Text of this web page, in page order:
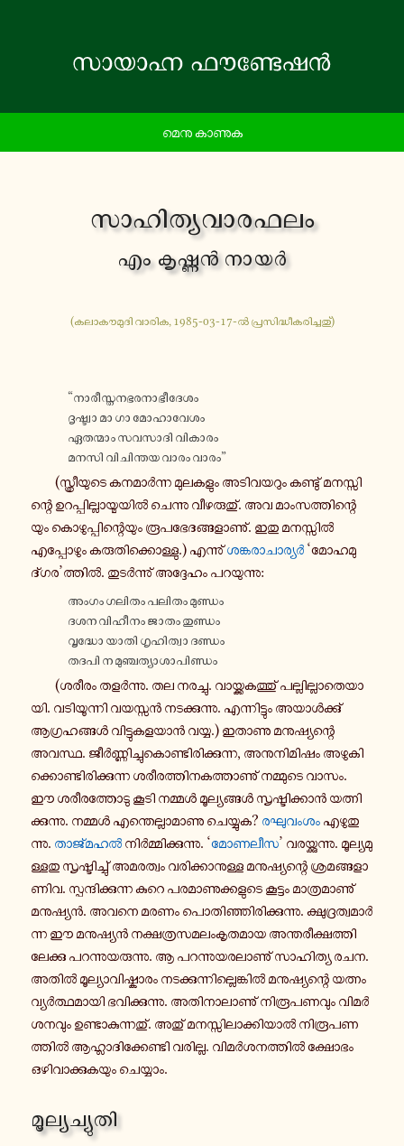
മെനു കാണുക
സാ​ഹി​ത്യ​വാ​ര​ഫ​ലം
എം കൃ​ഷ്ണൻ നായർ
(കലാ​കൗ​മു​ദി വാരിക, 1985-03-17-ൽ പ്ര​സി​ദ്ധീ​ക​രി​ച്ച​തു്)
“നാ​രീ​സ്ത​ന​ഭ​ര​നാ​ഭീ​ദേ​ശം
ദൃ​ഷ്ട്വാ മാ ഗാ മോ​ഹാ​വേ​ശം
ഏത​ന്മാം സവ​സാ​ദി വി​കാ​രം
മനസി വി​ചി​ന്തയ വാരം വാരം”
(സ്ത്രീ​യു​ടെ കന​മാർ​ന്ന മു​ല​ക​ളും അടി​വ​യ​റും കണ്ടു് മന​സ്സി​
ന്റെ ഉറ​പ്പി​ല്ലാ​യ്മ​യിൽ ചെ​ന്നു വീ​ഴ​രു​തു്. അവ മാം​സ​ത്തി​ന്റെ​
യും കൊ​ഴു​പ്പി​ന്റെ​യും രൂ​പ​ഭേ​ദ​ങ്ങ​ളാ​ണു്. ഇതു മന​സ്സിൽ
എപ്പോ​ഴും കരു​തി​ക്കൊ​ള്ളു.) എന്നു്ശങ്ക​രാ​ചാ​ര്യർ ‘മോ​ഹ​മു​
ദ്ഗര’ത്തിൽ. തു​ടർ​ന്നു് അദ്ദേ​ഹം പറ​യു​ന്നു:
അംഗം ഗലിതം പലിതം മു​ണ്ഡം
ദശന വി​ഹീ​നം ജാതം തു​ണ്ഡം
വൃ​ദ്ധോ യാതി ഗൃ​ഹി​ത്വാ ദണ്ഡം
തദപി ന മു​ഞ്ച​ത്യാ​ശാ​പി​ണ്ഡം
(ശരീരം തളർ​ന്നു. തല നര​ച്ചു. വാ​യ്ക്ക​ക​ത്തു് പല്ലി​ല്ലാ​തെ​യാ​
യി. വടി​യൂ​ന്നി വയ​സ്സൻ നട​ക്കു​ന്നു. എന്നി​ട്ടും അയാൾ​ക്കു്
ആഗ്ര​ഹ​ങ്ങൾ വി​ട്ടു​ക​ള​യാൻ വയ്യ.) ഇതാണു മനു​ഷ്യ​ന്റെ
അവസ്ഥ. ജീർ​ണ്ണി​ച്ചു​കൊ​ണ്ടി​രി​ക്കു​ന്ന, അനു​നി​മി​ഷം അഴു​കി​
ക്കൊ​ണ്ടി​രി​ക്കു​ന്ന ശരീ​ര​ത്തി​ന​ക​ത്താ​ണു് നമ്മു​ടെ വാസം.
ഈ ശരീ​ര​ത്തോ​ടു കൂടി നമ്മൾ മൂ​ല്യ​ങ്ങൾ സൃ​ഷ്ടി​ക്കാൻ യത്നി​
ക്കു​ന്നു. നമ്മൾ എന്തെ​ല്ലാ​മാ​ണു ചെ​യ്യുക? രഘു​വം​ശം എഴു​തു​
ന്നു. താ​ജ്മ​ഹൽ നിർ​മ്മി​ക്കു​ന്നു. ‘മോ​ണ​ലീസ’ വര​യ്ക്കു​ന്നു. മൂ​ല്യ​മു​
ള്ള​തു സൃ​ഷ്ടി​ച്ചു് അമ​ര​ത്വം വരി​ക്കാ​നു​ള്ള മനു​ഷ്യ​ന്റെ ശ്ര​മ​ങ്ങ​ളാ​
ണിവ. സ്പ​ന്ദി​ക്കു​ന്ന കുറെ പര​മാ​ണു​ക്ക​ളു​ടെ കൂ​ട്ടം മാ​ത്ര​മാ​ണു്
മനു​ഷ്യൻ. അവനെ മരണം പൊ​തി​ഞ്ഞി​രി​ക്കു​ന്നു. ക്ഷു​ദ്ര​ത്വ​മാർ​
ന്ന ഈ മനു​ഷ്യൻ നക്ഷ​ത്ര​സ​മ​ലം​കൃ​ത​മായ അന്ത​രീ​ക്ഷ​ത്തി​
ലേ​ക്കു പറ​ന്നു​യ​രു​ന്നു. ആ പറ​ന്നു​യ​ര​ലാ​ണു് സാ​ഹി​ത്യ രചന.
അതിൽ മൂ​ല്യാ​വി​ഷ്കാ​രം നട​ക്കു​ന്നി​ല്ലെ​ങ്കിൽ മനു​ഷ്യ​ന്റെ യത്നം
വ്യർ​ത്ഥ​മാ​യി ഭവി​ക്കു​ന്നു. അതി​നാ​ലാ​ണു് നി​രൂ​പ​ണ​വും വി​മർ​
ശ​ന​വും ഉണ്ടാ​കു​ന്ന​തു്. അതു് മന​സ്സി​ലാ​ക്കി​യാൽ നി​രൂ​പ​ണ​
ത്തിൽ ആഹ്ലാ​ദി​ക്കേ​ണ്ടി വരി​ല്ല. വി​മർ​ശ​ന​ത്തിൽ ക്ഷോ​ഭം
ഒഴി​വാ​ക്കു​ക​യും ചെ​യ്യാം.
മൂ​ല്യ​ച്യു​തി